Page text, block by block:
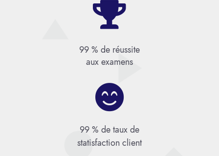

99 % de réussite
aux examens

99 % de taux de
statisfaction client